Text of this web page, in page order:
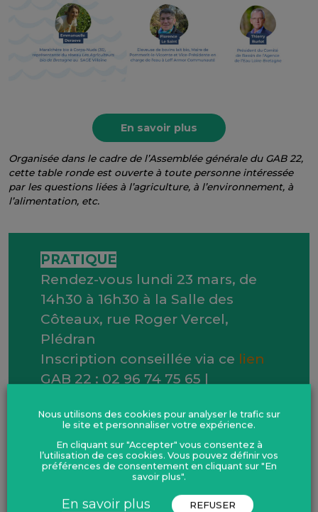
En savoir plus
Organisée dans le cadre de l’Assemblée générale du GAB 22,
cette table ronde est ouverte à toute personne intéressée
par les questions liées à l’agriculture, à l’environnement, à
l’alimentation, etc.
PRATIQUE
Rendez-vous lundi 23 mars, de
14h30 à 16h30 à la Salle des
Côteaux, rue Roger Vercel,
Plédran
Inscription conseillée via ce lien
GAB 22 : 02 96 74 75 65 |
Partager :
Nous utilisons des cookies pour analyser le trafic sur
le site et personnaliser votre expérience.
En cliquant sur "Accepter" vous consentez à
l’utilisation de ces cookies. Vous pouvez définir vos
préférences de consentement en cliquant sur "En
savoir plus".
En savoir plus REFUSER